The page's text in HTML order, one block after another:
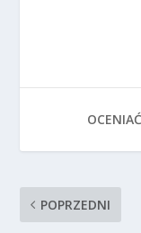
POPRZEDNI